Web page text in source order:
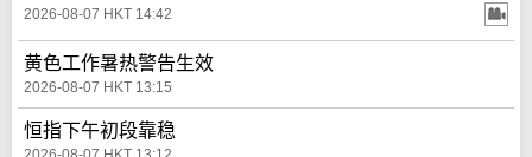
2026-08-07 HKT 14:42
黄色工作暑热警告生效
2026-08-07 HKT 13:15
恒指下午初段靠稳